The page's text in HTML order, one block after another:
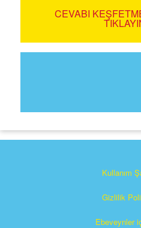
CEVABI
Kullanım
Gizlilik
Ebeveynler